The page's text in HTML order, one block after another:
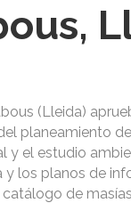
(Lleida)
planeamiento
y el estudio
y los planos de
catálogo de